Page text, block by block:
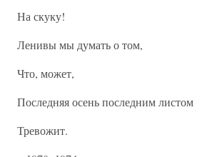
На скуку!
Ленивы мы думать о том,
Что, может,
Последняя осень последним листом
Тревожит.